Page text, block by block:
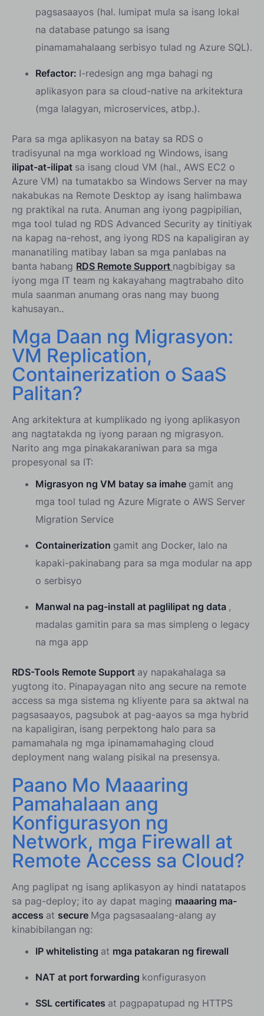
pagsasaayos (hal. lumipat mula sa isang lokal
na database patungo sa isang
pinamamahalaang serbisyo tulad ng Azure SQL).
Refactor: I-redesign ang mga bahagi ng
aplikasyon para sa cloud-native na arkitektura
(mga lalagyan, microservices, atbp.).
Para sa mga aplikasyon na batay sa RDS o
tradisyunal na mga workload ng Windows, isang
ilipat-at-ilipat sa isang cloud VM (hal., AWS EC2 o
Azure VM) na tumatakbo sa Windows Server na may
nakabukas na Remote Desktop ay isang halimbawa
ng praktikal na ruta. Anuman ang iyong pagpipilian,
mga tool tulad ng RDS Advanced Security ay tinitiyak
na kapag na-rehost, ang iyong RDS na kapaligiran ay
mananatiling matibay laban sa mga panlabas na
banta habang RDS Remote Support nagbibigay sa
iyong mga IT team ng kakayahang magtrabaho dito
mula saanman anumang oras nang may buong
kahusayan..
Mga Daan ng Migrasyon:
VM Replication,
Containerization o SaaS
Palitan?
Ang arkitektura at kumplikado ng iyong aplikasyon
ang nagtatakda ng iyong paraan ng migrasyon.
Narito ang mga pinakakaraniwan para sa mga
propesyonal sa IT:
Migrasyon ng VM batay sa imahe gamit ang
mga tool tulad ng Azure Migrate o AWS Server
Migration Service
Containerization gamit ang Docker, lalo na
kapaki-pakinabang para sa mga modular na app
o serbisyo
Manwal na pag-install at paglilipat ng data ,
madalas gamitin para sa mas simpleng o legacy
na mga app
RDS-Tools Remote Support ay napakahalaga sa
yugtong ito. Pinapayagan nito ang secure na remote
access sa mga sistema ng kliyente para sa aktwal na
pagsasaayos, pagsubok at pag-aayos sa mga hybrid
na kapaligiran, isang perpektong halo para sa
pamamahala ng mga ipinamamahaging cloud
deployment nang walang pisikal na presensya.
Paano Mo Maaaring
Pamahalaan ang
Konfigurasyon ng
Network, mga Firewall at
Remote Access sa Cloud?
Ang paglipat ng isang aplikasyon ay hindi natatapos
sa pag-deploy; ito ay dapat maging maaaring ma-
access at secure Mga pagsasaalang-alang ay
kinabibilangan ng:
IP whitelisting at mga patakaran ng firewall
NAT at port forwarding konfigurasyon
SSL certificates at pagpapatupad ng HTTPS